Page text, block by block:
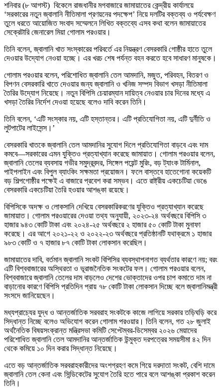
শনিবার (৮ আগস্ট) বিকেলে রাজধানীর মগবাজারে জামায়াতের কেন্দ্রীয় কার্যালয়ে
‘সরকারের নতুন জ্বালানি নীতিমালা প্রণয়নের পদক্ষেপ’ নিয়ে দলটির বক্তব্য ও পর্যবেক্ষণ
তুলে ধরতে আয়োজিত সংবাদ সম্মেলনে লিখিত বক্তব্যে এসব কথা বলেন জামায়াতের
সেক্রেটারি জেনারেল মিয়া গোলাম পরওয়ার।
তিনি বলেন, জ্বালানি খাত সংস্কারের পরিবর্তে এর নিয়ন্ত্রণ বেসরকারি গোষ্ঠীর হাতে তুলে
দেওয়ার উদ্যোগ নেওয়া হচ্ছে। এর খরচ শেষ পর্যন্ত বহন করতে হবে সাধারণ মানুষকে।
গোলাম পরওয়ার বলেন, পরিশোধিত জ্বালানি তেল আমদানি, মজুত, পরিবহন, বিতরণ ও
বিপণন বেসরকারি খাতে দেওয়ার জন্য জ্বালানি ও খনিজ সম্পদ বিভাগ খসড়া নীতিমালা
তৈরির উদ্যোগ নিয়েছে। নতুন বিপিসি চেয়ারম্যান দায়িত্ব নেওয়ার চার দিনের মধ্যে এ
খসড়া তৈরির নির্দেশ দেওয়া হয়েছে বলেও দাবি করেন তিনি।
তিনি বলেন, ‘এটি সংস্কার নয়, এটি হস্তান্তর। এটি প্রতিযোগিতা নয়, এটি দুর্নীতি ও
লুটপাটের লাইসেন্স।’
বেসরকারি খাতকে জ্বালানি তেল আমদানির সুযোগ দিলে প্রতিযোগিতা বাড়বে এবং দাম
কমবে—সরকারের এমন যুক্তিও প্রত্যাখ্যান করেছে জামায়াত। গোলাম পরওয়ার বলেন,
জ্বালানি তেলের ব্যবসায় গভীর সমুদ্রবন্দর, সিঙ্গেল পয়েন্ট মুরিং, বড় ট্যাংক টার্মিনাল,
পাইপলাইন এবং বিপুল ব্যাংকিং সক্ষমতা প্রয়োজন। ফলে বাস্তবে হাতেগোনা কয়েকটি
বড় শিল্পগোষ্ঠীর পক্ষেই এ বাজারে প্রবেশ করা সম্ভব। এতে রাষ্ট্রীয় একচেটিয়া ভেঙে
বেসরকারি একচেটিয়া তৈরি হওয়ার আশঙ্কা রয়েছে।
বিপিসিকে অদক্ষ ও লোকসানি দেখিয়ে বেসরকারিকরণের যুক্তিও প্রত্যাখ্যান করেছে
জামায়াত। গোলাম পরওয়ারের দেওয়া তথ্য অনুযায়ী, ২০২৩-২৪ অর্থবছরে বিপিসি ৩
হাজার ৯৪৩ কোটি টাকা এবং ২০২৪-২৫ অর্থবছরে ২ হাজার ৫০ কোটি টাকা মুনাফা
করেছে। এর আগে ২০২১-২২ ও ২০২২-২৩ অর্থবছরে প্রতিষ্ঠানটি যথাক্রমে ১ হাজার
৯৮৩ কোটি ও ৭ হাজার ৮৭ কোটি টাকা লোকসান করেছিল।
জামায়াতের দাবি, বর্তমান জ্বালানি সংকট বিপিসির ব্যবস্থাপনাগত ব্যর্থতার কারণে নয়; বরং
এটি বিশ্ববাজারের অস্থিরতা ও ভূরাজনৈতিক সংকটের ফল। গোলাম পরওয়ার বলেন,
বিশ্ববাজারে জ্বালানি তেলের দাম বাড়লেও দেশের ভোক্তাদের ওপর চাপ কমাতে দাম না
বাড়ানোর কারণে বিপিসি প্রতিদিন প্রায় ৭৮ কোটি টাকা লোকসান দিচ্ছে বলে জ্বালানিমন্ত্রী
সংসদে জানিয়েছেন।
মধ্যপ্রাচ্যের যুদ্ধ ও আন্তর্জাতিক সরবরাহ সংকটকে কাজে লাগিয়ে সরকার তড়িঘড়ি করে
সিদ্ধান্ত নিচ্ছে বলেও অভিযোগ করেন গোলাম পরওয়ার। তিনি বলেন, গত ২৮ জুলাই
অর্থনৈতিক বিষয়সংক্রান্ত মন্ত্রিসভা কমিটি সেপ্টেম্বর-ডিসেম্বর ২০২৬ মেয়াদের
পরিশোধিত জ্বালানি তেল আমদানির আন্তর্জাতিক উন্মুক্ত দরপত্রের সময়সীমা ৪২ দিন
থেকে কমিয়ে ১০ দিন করার সিদ্ধান্ত নিয়েছে।
এতে বড় আন্তর্জাতিক সরবরাহকারীদের অংশগ্রহণ কমে গিয়ে দরদাতা সংকট, বেশি দামে
জ্বালানি তেল কেনা এবং সিন্ডিকেটের সুযোগ তৈরি হতে পারে বলে আশঙ্কা প্রকাশ করেন
তিনি।